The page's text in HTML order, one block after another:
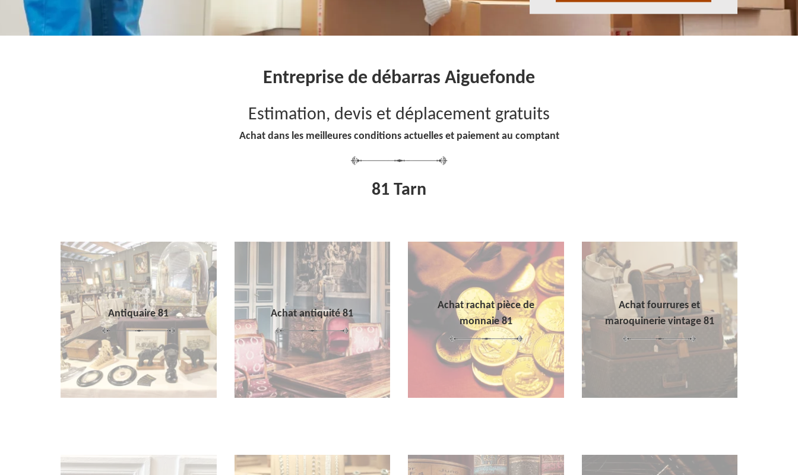
Entreprise de débarras Aiguefonde
Estimation, devis et déplacement gratuits
Achat dans les meilleures conditions actuelles et paiement au comptant
81 Tarn
Antiquaire 81 Achat antiquité 81
Achat rachat pièce de
monnaie 81
Achat fourrures et
maroquinerie vintage 81